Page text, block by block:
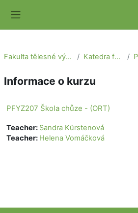
Fakulta tělesné výchovy a sportu Katedra fyzioterapie
Informace o kurzu
PFYZ207 Škola chůze - (ORT)
Teacher: Sandra Kürstenová
Teacher: Helena Vomáčková